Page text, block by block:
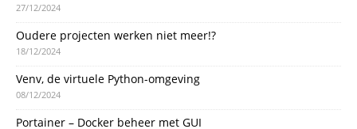
27/12/2024
Oudere projecten werken niet meer!?
18/12/2024
Venv, de virtuele Python-omgeving
08/12/2024
Portainer – Docker beheer met GUI